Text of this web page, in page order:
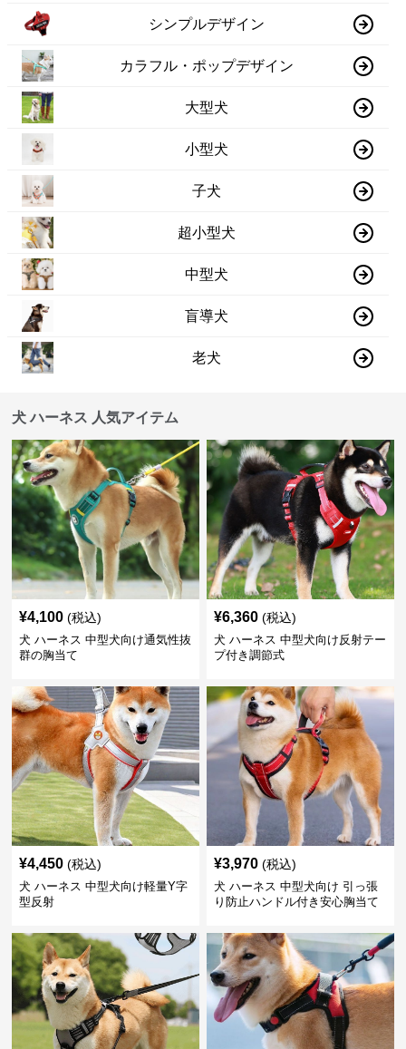
シンプルデザイン
カラフル・ポップデザイン
大型犬
小型犬
子犬
超小型犬
中型犬
盲導犬
老犬
犬 ハーネス 人気アイテム
¥4,100 (税込)
犬 ハーネス 中型犬向け通気性抜
群の胸当て
¥6,360 (税込)
犬 ハーネス 中型犬向け反射テー
プ付き調節式
¥4,450 (税込)
犬 ハーネス 中型犬向け軽量Y字
型反射
¥3,970 (税込)
犬 ハーネス 中型犬向け 引っ張
り防止ハンドル付き安心胸当て